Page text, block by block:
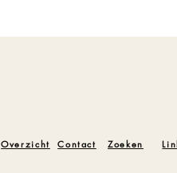
Overzicht Contact Zoeken